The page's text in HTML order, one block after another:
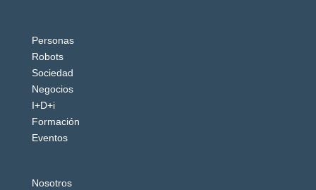
Personas
Robots
Sociedad
Negocios
I+D+i
Formación
Eventos
Nosotros